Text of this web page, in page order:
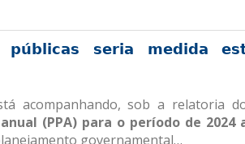
seria medida
acompanhando, sob a relatoria
(PPA) para o período de 2024
governamental…